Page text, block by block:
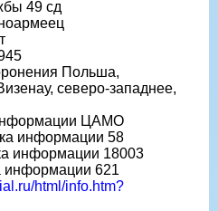
49 сд
Польша,
северо-западнее,
ЦАМО
информации 58
информации 18003
информации 621
html/info.htm?